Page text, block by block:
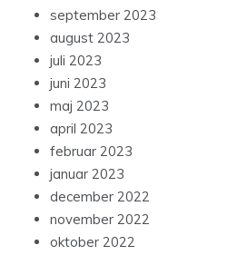
september 2023
august 2023
juli 2023
juni 2023
maj 2023
april 2023
februar 2023
januar 2023
december 2022
november 2022
oktober 2022